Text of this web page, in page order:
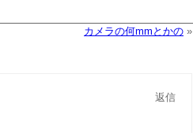
カメラの何mmとかの »
返信